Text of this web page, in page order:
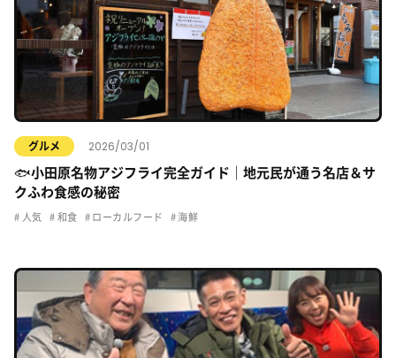
グルメ 2026/03/01
🐟小田原名物アジフライ完全ガイド｜地元民が通う名店＆サ
クふわ食感の秘密
人気 和食 ローカルフード 海鮮